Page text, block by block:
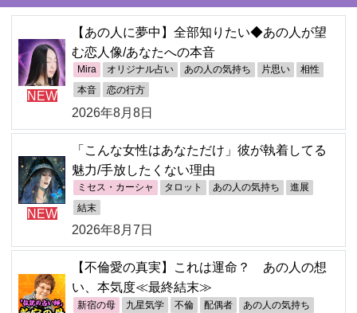
NEW
【あの人に夢中】全部知りたい◆あの人が望
む恋人像/あなたへの本音
Mira オリジナル占い あの人の気持ち 片思い 相性
本音 恋の行方
2026年8月8日
NEW
「こんな女性はあなただけ」彼が執着してる
魅力/手放したくない理由
ミセス・カーシャ タロット あの人の気持ち 進展
結末
2026年8月7日
【不倫愛の真実】これは運命？ あの人の想
い、本気度≪最終結末≫
新宿の母 九星気学 不倫 配偶者 あの人の気持ち